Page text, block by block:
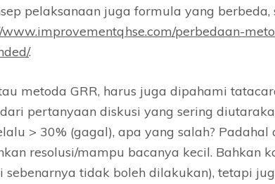
pelaksanaan juga formula yang berbeda,
www.improvementqhse.com/perbedaan-
.
metoda GRR, harus juga dipahami
pertanyaan diskusi yang sering
> 30% (gagal), apa yang salah?
resolusi/mampu bacanya kecil. Bahkan
sebenarnya tidak boleh dilakukan), tetapi